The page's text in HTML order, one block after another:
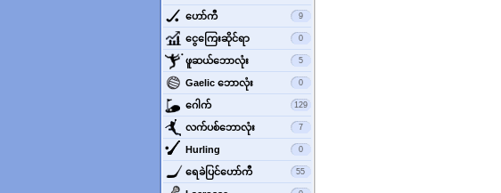
ဟော်ကီ 9
‌ငွေကြေးဆိုင်ရာ 0
‌ဖူဆယ်ဘောလုံး 5
‌Gaelic ဘောလုံး 0
‌ဂေါက် 129
‌လက်ပစ်ဘောလုံး 7
‌Hurling 0
ရေခဲပြင်ဟော်ကီ 55